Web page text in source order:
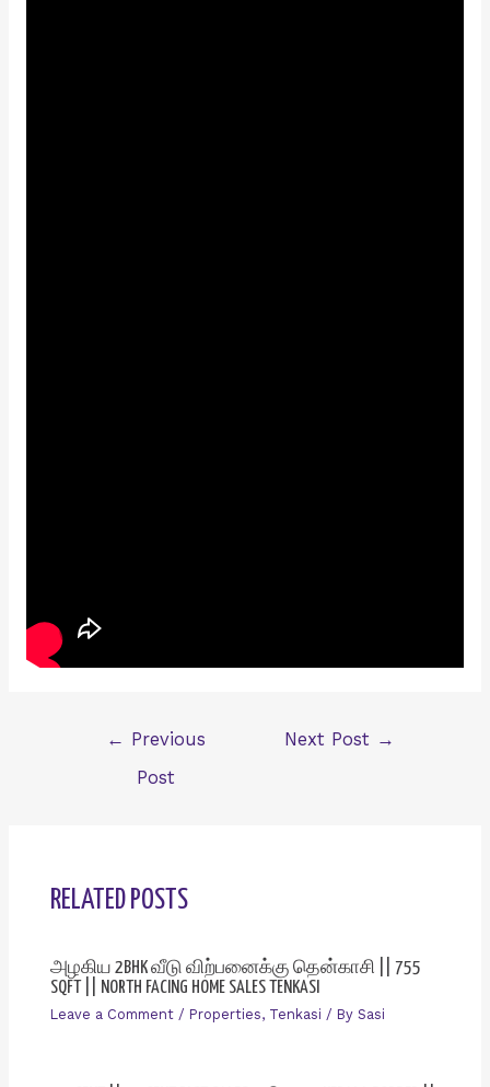
← Previous
Post
Next Post →
RELATED POSTS
அழகிய 2BHK வீடு விற்பனைக்கு தென்காசி || 755
SQFT || NORTH FACING HOME SALES TENKASI
Leave a Comment / Properties, Tenkasi / By Sasi